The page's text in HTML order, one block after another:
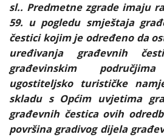
sl.. Predmetne zgrade imaju
59. u pogledu smještaja
čestici kojim je određeno da
uređivanja građevnih
građevinskim
ugostiteljsko turističke
skladu s Općim uvjetima
građevnih čestica ovih
površina gradivog dijela